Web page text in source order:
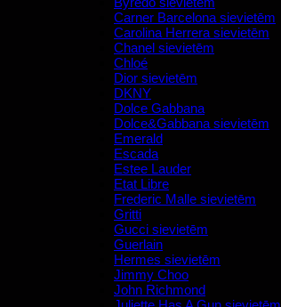
Carner Barcelona sievietēm
Carolina Herrera sievietēm
Chanel sievietēm
Chloé
Dior sievietēm
DKNY
Dolce Gabbana
Dolce&Gabbana sievietēm
Emerald
Escada
Estee Lauder
Etat Libre
Frederic Malle sievietēm
Gritti
Gucci sievietēm
Guerlain
Hermes sievietēm
Jimmy Choo
John Richmond